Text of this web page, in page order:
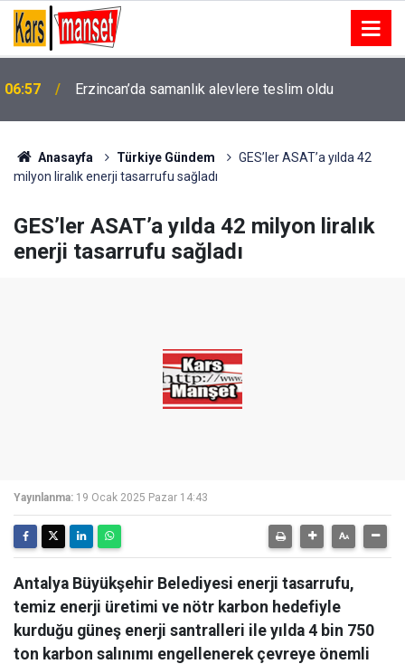
06:57 Erzincan’da samanlık alevlere teslim oldu
Anasayfa Türkiye Gündem
GES’ler ASAT’a yılda 42
milyon liralık enerji tasarrufu sağladı
GES’ler ASAT’a yılda 42 milyon liralık
enerji tasarrufu sağladı
Yayınlanma: 19 Ocak 2025 Pazar 14:43
Antalya Büyükşehir Belediyesi enerji tasarrufu,
temiz enerji üretimi ve nötr karbon hedefiyle
kurduğu güneş enerji santralleri ile yılda 4 bin 750
ton karbon salınımı engellenerek çevreye önemli